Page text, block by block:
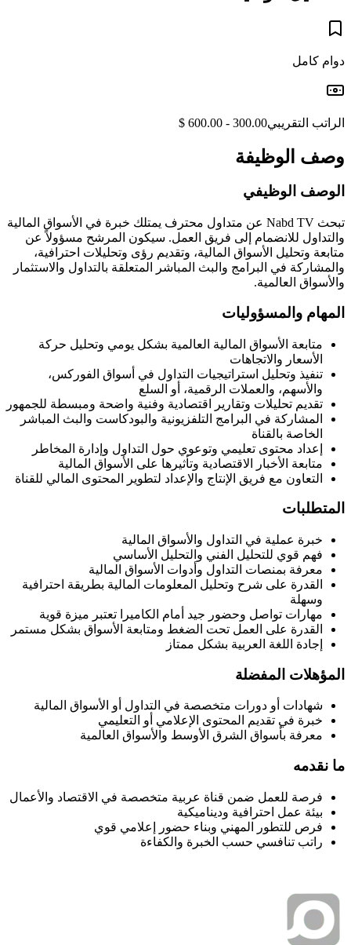
دوام كامل
الراتب التقريبي300.00 - 600.00 $
وصف الوظيفة
الوصف الوظيفي
تبحث Nabd TV عن متداول محترف يمتلك خبرة في الأسواق المالية
والتداول للانضمام إلى فريق العمل. سيكون المرشح مسؤولاً عن
متابعة وتحليل الأسواق المالية، وتقديم رؤى وتحليلات احترافية،
والمشاركة في البرامج والبث المباشر المتعلقة بالتداول والاستثمار
والأسواق العالمية.
المهام والمسؤوليات
متابعة الأسواق المالية العالمية بشكل يومي وتحليل حركة
الأسعار والاتجاهات
تنفيذ وتحليل استراتيجيات التداول في أسواق الفوركس،
والأسهم، والعملات الرقمية، أو السلع
تقديم تحليلات وتقارير اقتصادية وفنية واضحة ومبسطة للجمهور
المشاركة في البرامج التلفزيونية والبودكاست والبث المباشر
الخاصة بالقناة
إعداد محتوى تعليمي وتوعوي حول التداول وإدارة المخاطر
متابعة الأخبار الاقتصادية وتأثيرها على الأسواق المالية
التعاون مع فريق الإنتاج والإعداد لتطوير المحتوى المالي للقناة
المتطلبات
خبرة عملية في التداول والأسواق المالية
فهم قوي للتحليل الفني والتحليل الأساسي
معرفة بمنصات التداول وأدوات الأسواق المالية
القدرة على شرح وتحليل المعلومات المالية بطريقة احترافية
وسهلة
مهارات تواصل وحضور جيد أمام الكاميرا تعتبر ميزة قوية
القدرة على العمل تحت الضغط ومتابعة الأسواق بشكل مستمر
إجادة اللغة العربية بشكل ممتاز
المؤهلات المفضلة
شهادات أو دورات متخصصة في التداول أو الأسواق المالية
خبرة في تقديم المحتوى الإعلامي أو التعليمي
معرفة بأسواق الشرق الأوسط والأسواق العالمية
ما نقدمه
فرصة للعمل ضمن قناة عربية متخصصة في الاقتصاد والأعمال
بيئة عمل احترافية وديناميكية
فرص للتطور المهني وبناء حضور إعلامي قوي
راتب تنافسي حسب الخبرة والكفاءة